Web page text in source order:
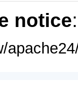
notice